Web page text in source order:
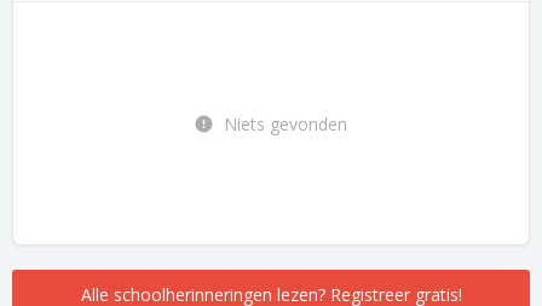
Niets gevonden
Alle schoolherinneringen lezen? Registreer gratis!